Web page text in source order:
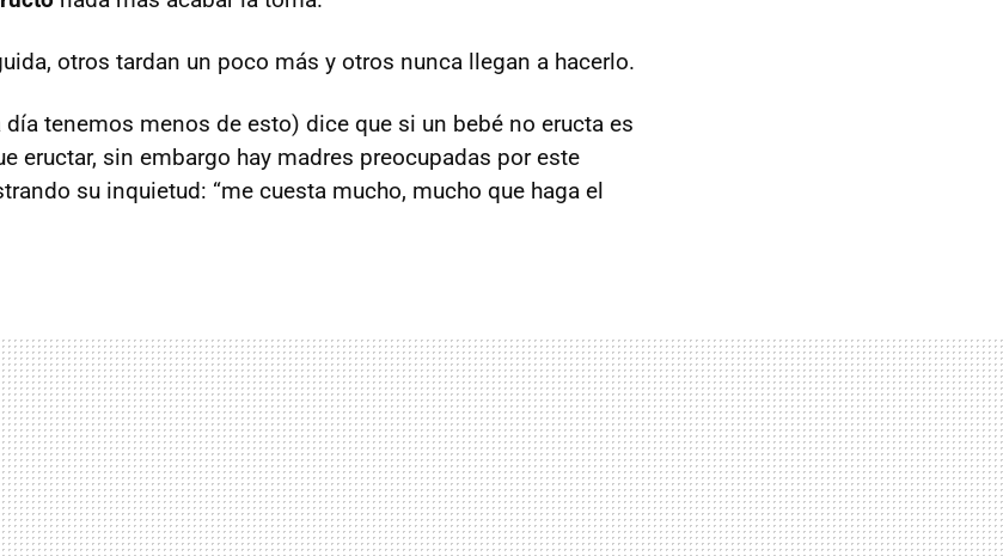
otros tardan un poco más y otros nunca llegan a hacerlo.
tenemos menos de esto) dice que si un bebé no eructa es
eructar, sin embargo hay madres preocupadas por este
su inquietud: “me cuesta mucho, mucho que haga el